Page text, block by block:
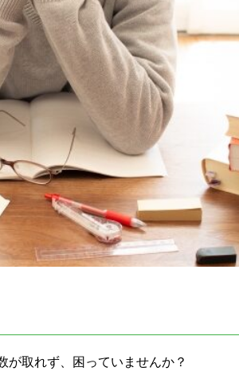
が取れず、困っていませんか？